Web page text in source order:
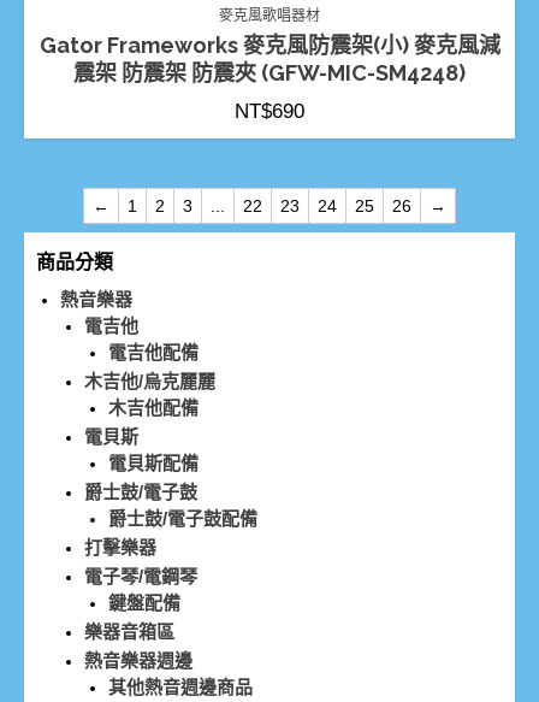
麥克風歌唱器材
Gator Frameworks 麥克風防震架(小) 麥克風減
震架 防震架 防震夾 (GFW-MIC-SM4248)
NT$690
← 1 2 3 22 23 24 25 26 →
商品分類
熱音樂器
電吉他
電吉他配備
木吉他/烏克麗麗
木吉他配備
電貝斯
電貝斯配備
爵士鼓/電子鼓
爵士鼓/電子鼓配備
打擊樂器
電子琴/電鋼琴
鍵盤配備
樂器音箱區
熱音樂器週邊
其他熱音週邊商品